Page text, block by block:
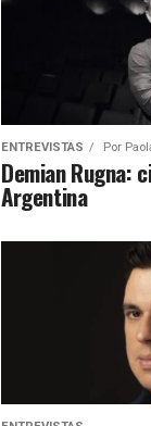
ENTREVISTAS Por
Demian Rugna:
Argentina